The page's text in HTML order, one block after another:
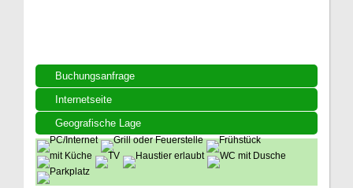
Buchungsanfrage
Internetseite
Geografische Lage